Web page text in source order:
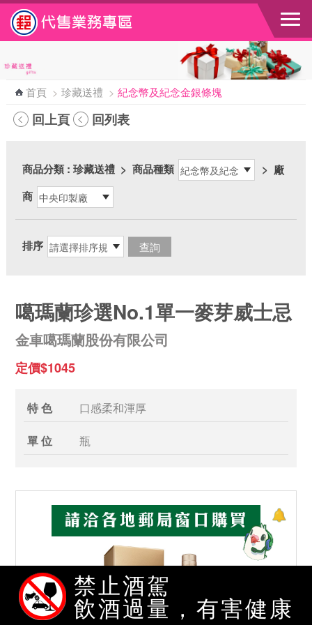
跳到主要內容區塊
首頁 > 珍藏送禮 > 紀念幣及紀念金銀條塊
回上頁 回列表
商品分類: 珍藏送禮 > 商品種類 > 廠
商
排序
噶瑪蘭珍選No.1單一麥芽威士忌
金車噶瑪蘭股份有限公司
定價$1045
特 色 口感柔和渾厚
單 位 瓶
禁止酒駕
飲酒過量，有害健康